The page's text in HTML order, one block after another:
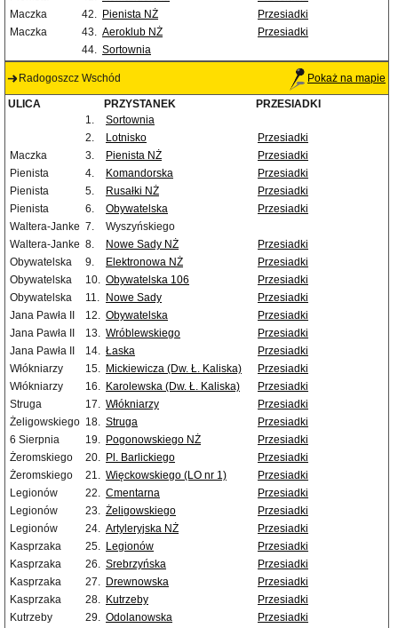
Maczka
42. Pienista NŻ
Przesiadki
Maczka
43. Aeroklub NŻ
Przesiadki
44. Sortownia
Radogoszcz Wschód Pokaż na mapie
ULICA PRZYSTANEK
PRZESIADKI
1.
Sortownia
2.
Lotnisko
Przesiadki
Maczka
3. Pienista NŻ
Przesiadki
Pienista
4. Komandorska
Przesiadki
Pienista
5. Rusałki NŻ
Przesiadki
Pienista
6. Obywatelska
Przesiadki
Waltera-Janke 7.
Wyszyńskiego
Waltera-Janke 8. Nowe Sady NŻ
Przesiadki
Obywatelska
9. Elektronowa NŻ
Przesiadki
Obywatelska
10. Obywatelska 106
Przesiadki
Obywatelska
11. Nowe Sady
Przesiadki
Jana Pawła II
12. Obywatelska
Przesiadki
Jana Pawła II
13. Wróblewskiego
Przesiadki
Jana Pawła II
14. Łaska
Przesiadki
Włókniarzy
15. Mickiewicza (Dw. Ł. Kaliska)
Przesiadki
Włókniarzy
16. Karolewska (Dw. Ł. Kaliska)
Przesiadki
Struga
17. Włókniarzy
Przesiadki
Żeligowskiego 18. Struga
Przesiadki
6 Sierpnia
19. Pogonowskiego NŻ
Przesiadki
Żeromskiego
20. Pl. Barlickiego
Przesiadki
Żeromskiego
21. Więckowskiego (LO nr 1)
Przesiadki
Legionów
22. Cmentarna
Przesiadki
Legionów
23. Żeligowskiego
Przesiadki
Legionów
24. Artyleryjska NŻ
Przesiadki
Kasprzaka
25. Legionów
Przesiadki
Kasprzaka
26. Srebrzyńska
Przesiadki
Kasprzaka
27. Drewnowska
Przesiadki
Kasprzaka
28. Kutrzeby
Przesiadki
Kutrzeby
29. Odolanowska Przesiadki